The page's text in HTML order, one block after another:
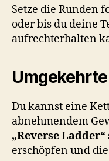
Setze die Runden
oder bis du deine
aufrechterhalten
Du kannst eine
abnehmendem
„Reverse Ladder“
erschöpfen und